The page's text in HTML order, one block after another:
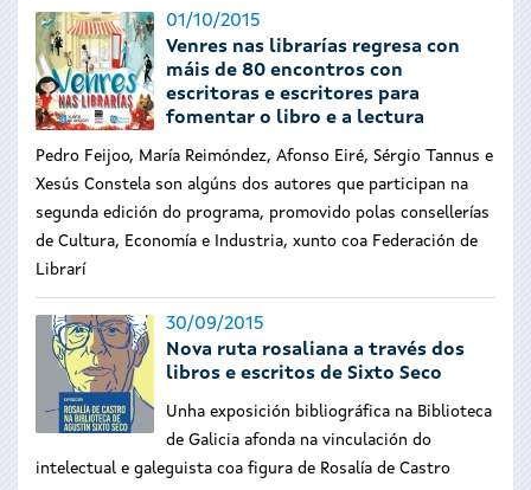
01/10/2015
Venres nas librarías regresa con
máis de 80 encontros con
escritoras e escritores para
fomentar o libro e a lectura
Pedro Feijoo, María Reimóndez, Afonso Eiré, Sérgio Tannus e
Xesús Constela son algúns dos autores que participan na
segunda edición do programa, promovido polas consellerías
de Cultura, Economía e Industria, xunto coa Federación de
Librarí
30/09/2015
Nova ruta rosaliana a través dos
libros e escritos de Sixto Seco
Unha exposición bibliográfica na Biblioteca
de Galicia afonda na vinculación do
intelectual e galeguista coa figura de Rosalía de Castro